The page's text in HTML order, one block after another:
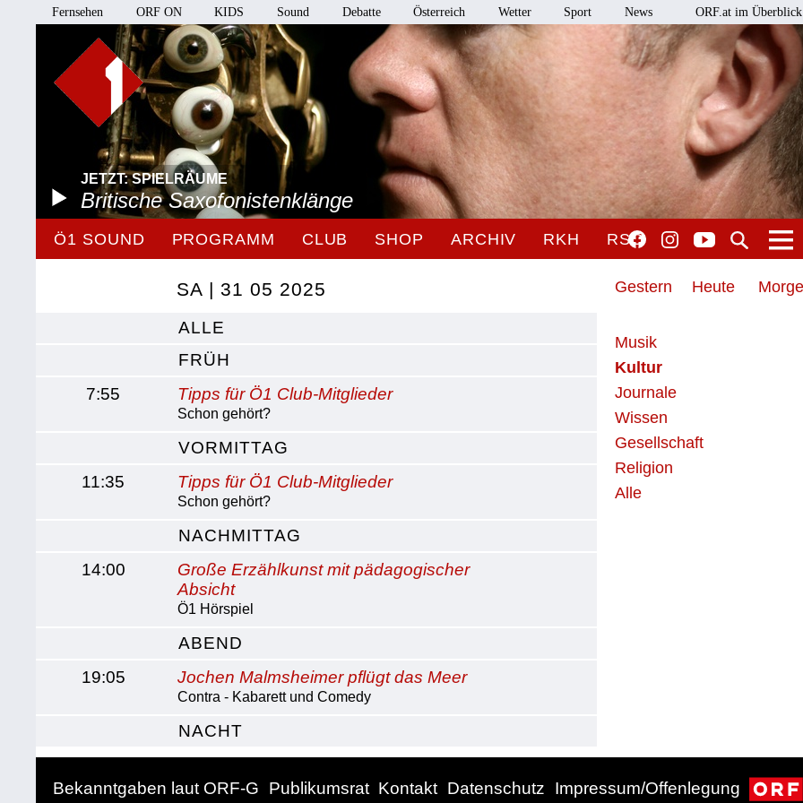
Fernsehen ORF ON KIDS Sound Debatte Österreich Wetter Sport News ORF.at im Überblick
JETZT: SPIELRÄUME
Britische Saxofonistenklänge
Ö1 SOUND PROGRAMM CLUB SHOP ARCHIV RKH RSO
Gestern Heute
Musik
Kultur
Journale
Wissen
Gesellschaft
Religion
Alle
SA | 31 05 2025
ALLE
FRÜH
7:55
Tipps für Ö1 Club-Mitglieder
Schon gehört?
VORMITTAG
11:35
Tipps für Ö1 Club-Mitglieder
Schon gehört?
NACHMITTAG
14:00
Große Erzählkunst mit pädagogischer
Absicht
Ö1 Hörspiel
ABEND
19:05
Jochen Malmsheimer pflügt das Meer
Contra - Kabarett und Comedy
NACHT
Bekanntgaben laut ORF-G Publikumsrat Kontakt Datenschutz Impressum/Offenlegung